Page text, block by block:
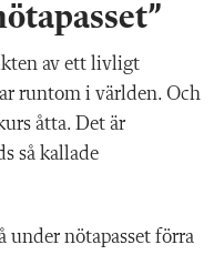
av ett livligt
runtom i världen. Och
åtta. Det är
så kallade
under nötapasset förra